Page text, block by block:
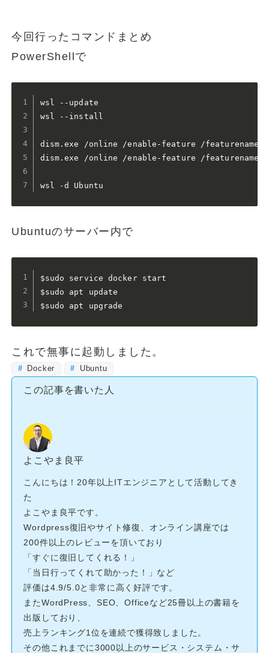
今回行ったコマンドまとめ
PowerShellで
wsl --update
wsl --install
dism.exe /online /enable-feature /
dism.exe /online /enable-feature /
wsl -d Ubuntu
Ubuntuのサーバー内で
$sudo service docker start
$sudo apt update
$sudo apt upgrade
これで無事に起動しました。
Docker Ubuntu
この記事を書いた人
よこやま良平
こんにちは！20年以上ITエンジニアとして活動してき
た
よこやま良平です。
Wordpress復旧やサイト修復、オンライン講座では
200件以上のレビューを頂いており
「すぐに復旧してくれる！」
「当日行ってくれて助かった！」など
評価は4.9/5.0と非常に高く好評です。
またWordPress、SEO、Officeなど25冊以上の書籍を
出版しており、
売上ランキング1位を連続で獲得致しました。
その他これまでに3000以上のサービス・システム・サ